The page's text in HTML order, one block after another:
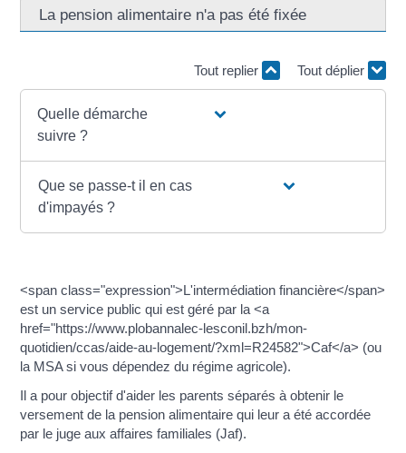
La pension alimentaire n'a pas été fixée
Tout replier Tout déplier
Quelle démarche
suivre ?
Que se passe-t il en cas
d'impayés ?
<span class="expression">L'intermédiation financière</span>
est un service public qui est géré par la <a
href="https://www.plobannalec-lesconil.bzh/mon-
quotidien/ccas/aide-au-logement/?xml=R24582">Caf</a> (ou
la MSA si vous dépendez du régime agricole).
Il a pour objectif d'aider les parents séparés à obtenir le
versement de la pension alimentaire qui leur a été accordée
par le juge aux affaires familiales (Jaf).